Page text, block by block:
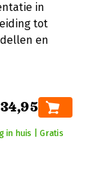
in
tot
en
in huis | Gratis